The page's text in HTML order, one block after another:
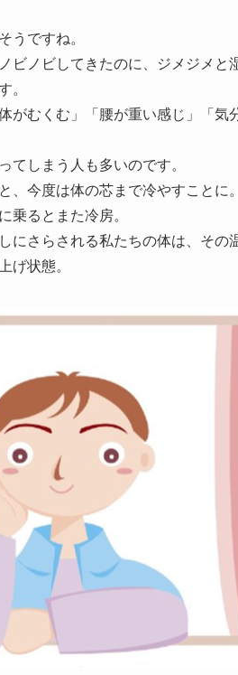
うですね。
ビノビしてきたのに、ジメジメと
。
がむくむ」「腰が重い感じ」「気
てしまう人も多いのです。
、今度は体の芯まで冷やすことに。
乗るとまた冷房。
にさらされる私たちの体は、その
げ状態。